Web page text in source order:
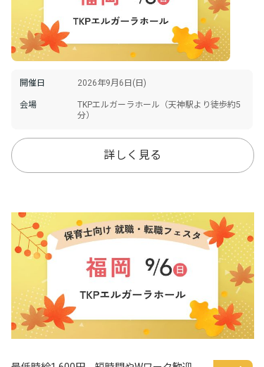
開催日 2026年9月6日(日)
会場
TKPエルガーラホール（天神駅より徒歩約5
分）
詳しく見る